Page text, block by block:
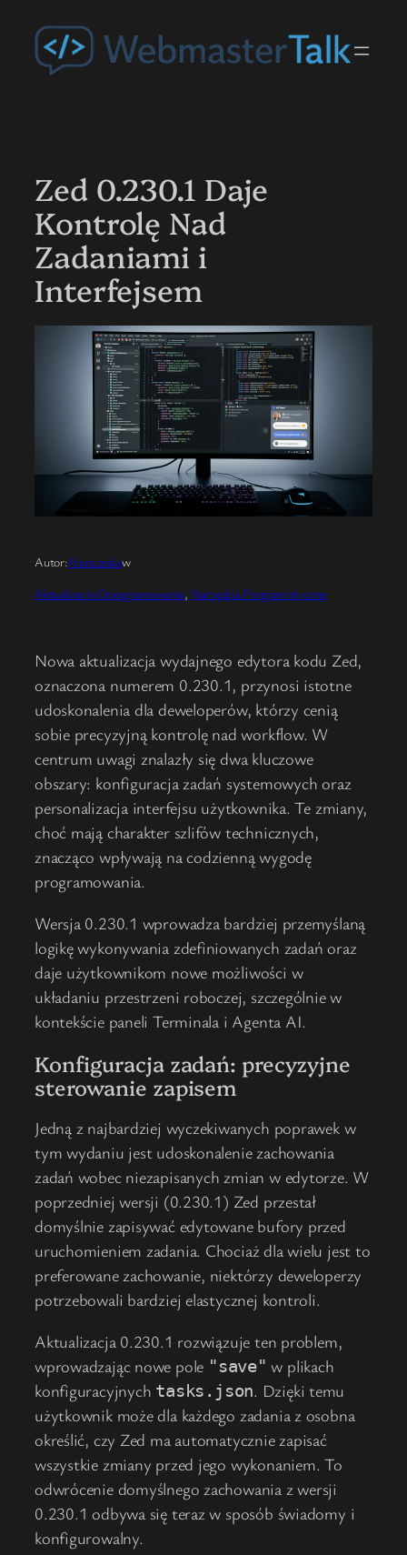
treści
Zed 0.230.1 Daje
Kontrolę Nad
Zadaniami i
Interfejsem
Autor:Franczeskaw
Aktualizacje Oprogramowania, Narzędzia Programistyczne
Nowa aktualizacja wydajnego edytora kodu Zed,
oznaczona numerem 0.230.1, przynosi istotne
udoskonalenia dla deweloperów, którzy cenią
sobie precyzyjną kontrolę nad workflow. W
centrum uwagi znalazły się dwa kluczowe
obszary: konfiguracja zadań systemowych oraz
personalizacja interfejsu użytkownika. Te zmiany,
choć mają charakter szlifów technicznych,
znacząco wpływają na codzienną wygodę
programowania.
Wersja 0.230.1 wprowadza bardziej przemyślaną
logikę wykonywania zdefiniowanych zadań oraz
daje użytkownikom nowe możliwości w
układaniu przestrzeni roboczej, szczególnie w
kontekście paneli Terminala i Agenta AI.
Konfiguracja zadań: precyzyjne
sterowanie zapisem
Jedną z najbardziej wyczekiwanych poprawek w
tym wydaniu jest udoskonalenie zachowania
zadań wobec niezapisanych zmian w edytorze. W
poprzedniej wersji (0.230.1) Zed przestał
domyślnie zapisywać edytowane bufory przed
uruchomieniem zadania. Chociaż dla wielu jest to
preferowane zachowanie, niektórzy deweloperzy
potrzebowali bardziej elastycznej kontroli.
Aktualizacja 0.230.1 rozwiązuje ten problem,
wprowadzając nowe pole "save" w plikach
konfiguracyjnych tasks.json. Dzięki temu
użytkownik może dla każdego zadania z osobna
określić, czy Zed ma automatycznie zapisać
wszystkie zmiany przed jego wykonaniem. To
odwrócenie domyślnego zachowania z wersji
0.230.1 odbywa się teraz w sposób świadomy i
konfigurowalny.